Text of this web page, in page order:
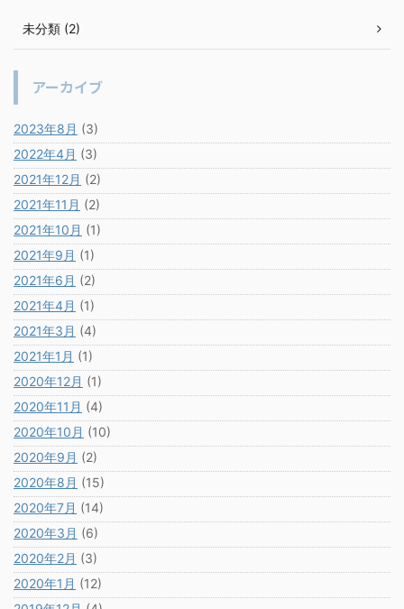
未分類 (2)
アーカイブ
2023年8月 (3)
2022年4月 (3)
2021年12月 (2)
2021年11月 (2)
2021年10月 (1)
2021年9月 (1)
2021年6月 (2)
2021年4月 (1)
2021年3月 (4)
2021年1月 (1)
2020年12月 (1)
2020年11月 (4)
2020年10月 (10)
2020年9月 (2)
2020年8月 (15)
2020年7月 (14)
2020年3月 (6)
2020年2月 (3)
2020年1月 (12)